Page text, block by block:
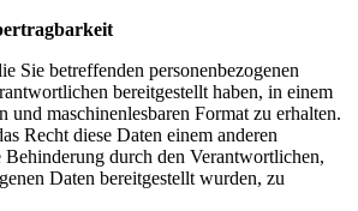
Sie betreffenden personenbezogenen
bereitgestellt haben, in einem
und maschinenlesbaren Format zu erhalten.
Recht diese Daten einem anderen
durch den Verantwortlichen,
Daten bereitgestellt wurden, zu